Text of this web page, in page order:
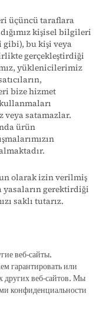
üçüncü taraflara
kişisel bilgileri
gibi), bu kişi veya
gerçekleştirdiği
yüklenicilerimiz
bize hizmet
veya satamazlar.
ürün
olarak izin verilmiş
gerektirdiği
saklı tutarız.
веб-сайты.
гарантировать или
других веб-сайтов. Мы
конфиденциальности